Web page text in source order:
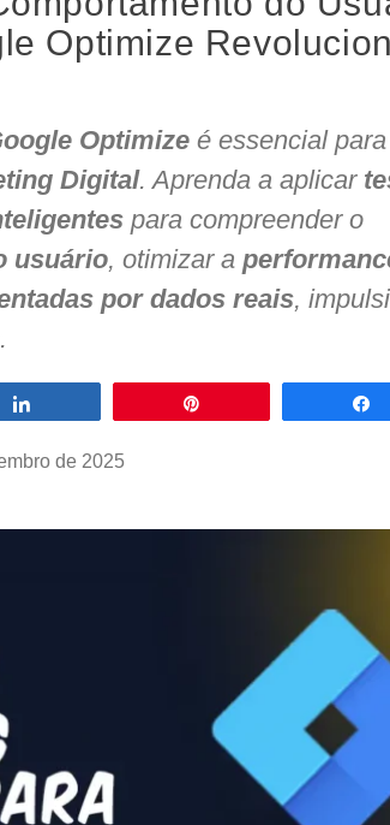
Optimize
Optimize é essencial
Digital. Aprenda a aplicar
para compreender o
usuário, otimizar a
por dados reais,
.
de 2025